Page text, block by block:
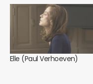
Elle (Paul Verhoeven)